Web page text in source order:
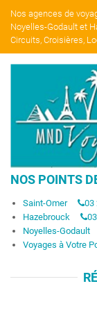
Nos agences de
Noyelles-Godault et
Circuits, Croisières,
NOS POINTS
Saint-Omer
03
Hazebrouck
Noyelles-Godault
Voyages à Votre